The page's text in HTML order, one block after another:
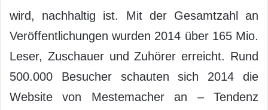
wird, nachhaltig ist. Mit der Gesamtzahl an
Veröffentlichungen wurden 2014 über 165 Mio.
Leser, Zuschauer und Zuhörer erreicht. Rund
500.000 Besucher schauten sich 2014 die
Website von Mestemacher an – Tendenz